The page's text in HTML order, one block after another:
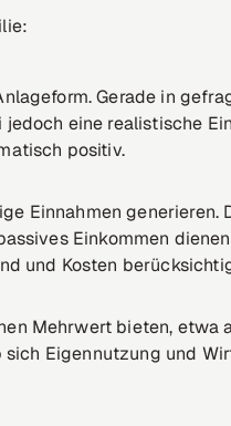
Gerade in
eine realistische
positiv.
Einnahmen generieren.
Einkommen
und Kosten
Mehrwert bieten, etwa
Eigennutzung und